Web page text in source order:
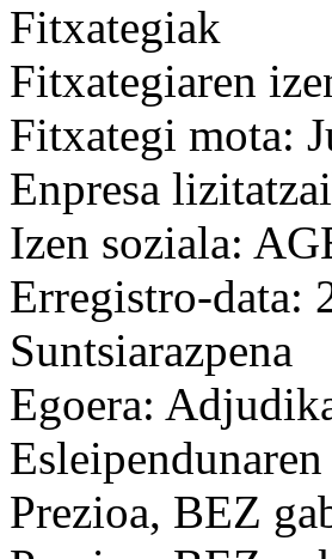
Fitxategiak
Fitxategiaren
Fitxategi mota:
Enpresa
Izen soziala:
Erregistro-data:
Suntsiarazpena
Egoera:
Prezioa, BEZ